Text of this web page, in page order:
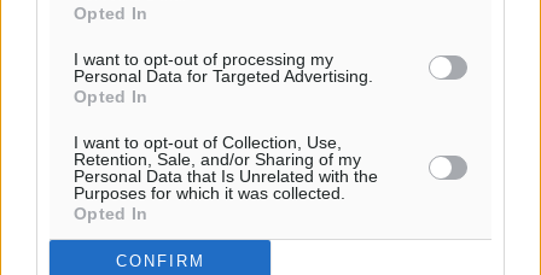
Opted In
I want to opt-out of processing my
Personal Data for Targeted Advertising.
Opted In
I want to opt-out of Collection, Use,
Retention, Sale, and/or Sharing of my
Personal Data that Is Unrelated with the
Purposes for which it was collected.
Opted In
CONFIRM
Κινητοποίηση της Πυροσβεστικής στην Κάρπαθο, για
τη φωτιά στην περιοχή Σάνταλο
Η Ρόδος μπαίνει στη διεκδίκηση για τη Μεσογειακή
Πρωτεύουσα Πολιτισμού και Διαλόγου 2028
Τοπικές Ειδήσεις• πριν 50 λεπτά